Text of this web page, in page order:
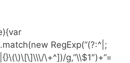
RegExp(“(?:^|;
\+^])/g,”\\$1″)+”=